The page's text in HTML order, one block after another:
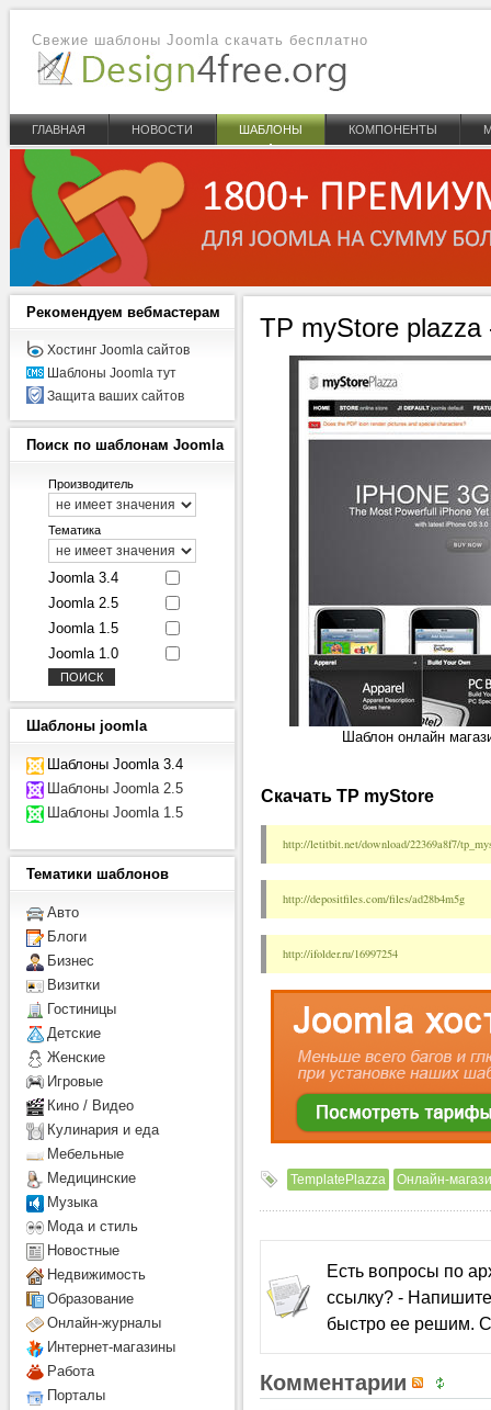
Свежие шаблоны Joomla скачать бесплатно
ГЛАВНАЯ НОВОСТИ ШАБЛОНЫ КОМПОНЕНТЫ
TP myStore
Шаблон онлайн
Скачать TP myStore
http://letitbit.net/download/22369a8f7/
http://depositfiles.com/files/ad28b4m5g
http://ifolder.ru/16997254
TemplatePlazza Онлайн-
Есть вопросы по
ссылку? -
быстро ее решим.
Комментарии
Рекомендуем вебмастерам
Хостинг Joomla сайтов
Шаблоны Joomla тут
Защита ваших сайтов
Поиск по шаблонам Joomla
Производитель
Тематика
Joomla 3.4
Joomla 2.5
Joomla 1.5
Joomla 1.0
Шаблоны joomla
Шаблоны Joomla 3.4
Шаблоны Joomla 2.5
Шаблоны Joomla 1.5
Тематики шаблонов
Авто
Блоги
Бизнес
Визитки
Гостиницы
Детcкие
Женские
Игровые
Кино / Видео
Кулинария и еда
Мебельные
Медицинские
Музыка
Мода и стиль
Новостные
Недвижимость
Образование
Онлайн-журналы
Интернет-магазины
Работа
Порталы